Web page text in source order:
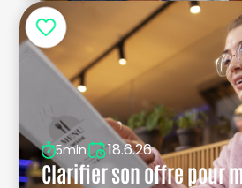
5min 18.6.26
Clarifier son offre pour